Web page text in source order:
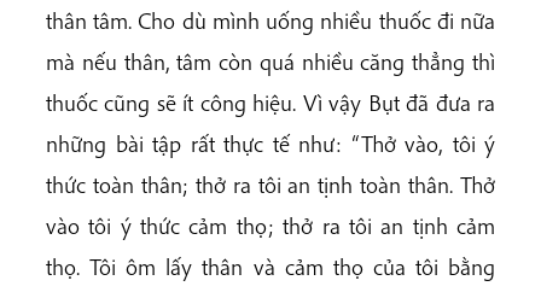
thân tâm. Cho dù mình uống nhiều thuốc đi nữa
mà nếu thân, tâm còn quá nhiều căng thẳng thì
thuốc cũng sẽ ít công hiệu. Vì vậy Bụt đã đưa ra
những bài tập rất thực tế như: “Thở vào, tôi ý
thức toàn thân; thở ra tôi an tịnh toàn thân. Thở
vào tôi ý thức cảm thọ; thở ra tôi an tịnh cảm
thọ. Tôi ôm lấy thân và cảm thọ của tôi bằng